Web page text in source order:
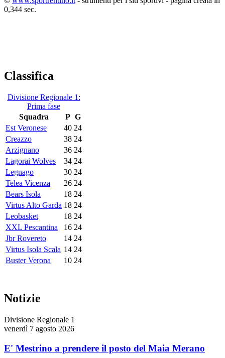
0,344 sec.
Classifica
Divisione Regionale 1:
Prima fase
Squadra
P G
Est Veronese
40 24
Creazzo
38 24
Arzignano
36 24
Lagorai Wolves
34 24
Legnago
30 24
Telea Vicenza
26 24
Bears Isola
18 24
Virtus Alto Garda 18 24
Leobasket
18 24
XXL Pescantina
16 24
Jbr Rovereto
14 24
Virtus Isola Scala 14 24
Buster Verona
10 24
Notizie
Divisione Regionale 1
venerdì 7 agosto 2026
E' Mestrino a prendere il posto del Maia Merano